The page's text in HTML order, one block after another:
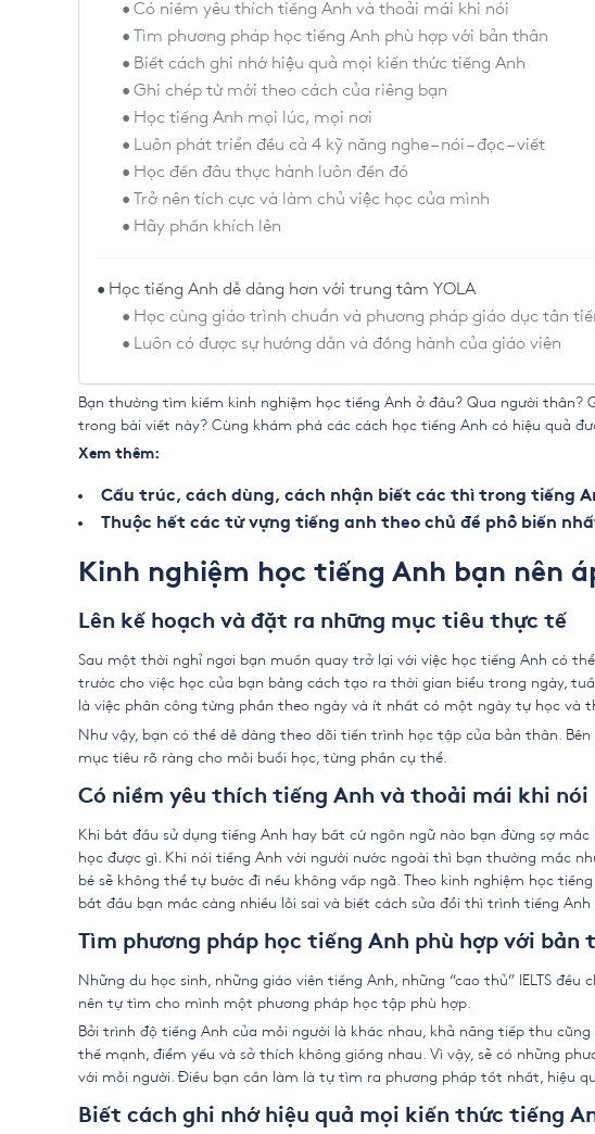
Có niềm yêu thích tiếng Anh và thoải mái khi nói
Tìm phương pháp học tiếng Anh phù hợp với bản thân
Biết cách ghi nhớ hiệu quả mọi kiến thức tiếng Anh
Ghi chép từ mới theo cách của riêng bạn
Học tiếng Anh mọi lúc, mọi nơi
Luôn phát triển đều cả 4 kỹ năng nghe – nói – đọc – viết
Học đến đâu thực hành luôn đến đó
Trở nên tích cực và làm chủ việc học của mình
Hãy phấn khích lên
Học tiếng Anh dễ dàng hơn với trung tâm YOLA
Học cùng giáo trình chuẩn và phương pháp giáo dục tân
Luôn có được sự hướng dẫn và đồng hành của giáo viên
Bạn thường tìm kiếm kinh nghiệm học tiếng Anh ở đâu? Qua người thân?
trong bài viết này? Cùng khám phá các cách học tiếng Anh có hiệu quả
Xem thêm:
Cấu trúc, cách dùng, cách nhận biết các thì trong tiếng
Thuộc hết các từ vựng tiếng anh theo chủ đề phổ biến
Kinh nghiệm học tiếng Anh bạn nên
Lên kế hoạch và đặt ra những mục tiêu thực tế
Sau một thời nghỉ ngơi bạn muốn quay trở lại với việc học tiếng Anh có
trước cho việc học của bạn bằng cách tạo ra thời gian biểu trong ngày,
là việc phân công từng phần theo ngày và ít nhất có một ngày tự học và
Như vậy, bạn có thể dễ dàng theo dõi tiến trình học tập của bản thân.
mục tiêu rõ ràng cho mỗi buổi học, từng phần cụ thể.
Có niềm yêu thích tiếng Anh và thoải mái khi nói
Khi bắt đầu sử dụng tiếng Anh hay bất cứ ngôn ngữ nào bạn đừng sợ
học được gì. Khi nói tiếng Anh với người nước ngoài thì bạn thường mắc
bé sẽ không thể tự bước đi nếu không vấp ngã. Theo kinh nghiệm học
bắt đầu bạn mắc càng nhiều lỗi sai và biết cách sửa đổi thì trình tiếng
Tìm phương pháp học tiếng Anh phù hợp với bản
Những du học sinh, những giáo viên tiếng Anh, những “cao thủ” IELTS đều
nên tự tìm cho mình một phương pháp học tập phù hợp.
Bởi trình độ tiếng Anh của mỗi người là khác nhau, khả năng tiếp thu
thế mạnh, điểm yếu và sở thích không giống nhau. Vì vậy, sẽ có những
với mỗi người. Điều bạn cần làm là tự tìm ra phương pháp tốt nhất, hiệu
Biết cách ghi nhớ hiệu quả mọi kiến thức tiếng